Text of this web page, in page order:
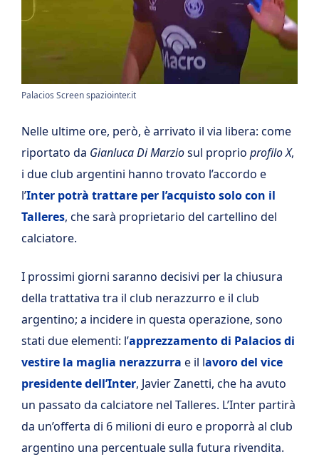
Palacios Screen spaziointer.it
Nelle ultime ore, però, è arrivato il via libera: come
riportato da Gianluca Di Marziosul proprio profilo X,
i due club argentini hanno trovato l’accordo e
l’Inter potrà trattare per l’acquisto solo con il
Talleres, che sarà proprietario del cartellino del
calciatore.
I prossimi giorni saranno decisivi per la chiusura
della trattativa tra il club nerazzurro e il club
argentino; a incidere in questa operazione, sono
stati due elementi: l’apprezzamento di Palacios di
vestire la maglia nerazzurra e il lavoro del vice
presidente dell’Inter, Javier Zanetti, che ha avuto
un passato da calciatore nel Talleres. L’Inter partirà
da un’offerta di 6 milioni di euro e proporrà al club
argentino una percentuale sulla futura rivendita.